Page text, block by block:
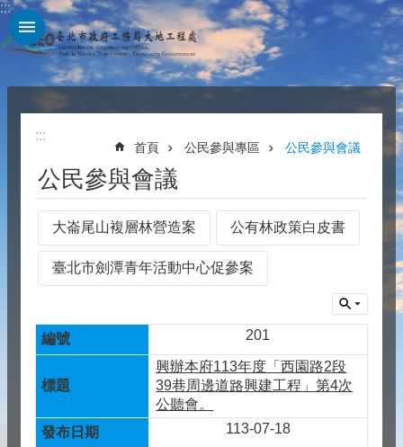
跳到主要內容區塊
:::
:::
首頁 公民參與專區 公民參與會議
公民參與會議
大崙尾山複層林營造案 公有林政策白皮書
臺北市劍潭青年活動中心促參案
201
興辦本府113年度「西園路2段
39巷周邊道路興建工程」第4次
公聽會。
113-07-18